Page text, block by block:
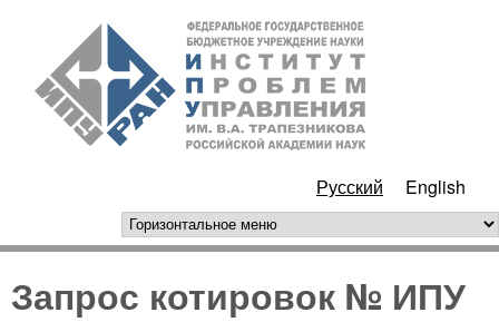
Перейти к основному
содержанию
РАН
Русский English
горизонтальное меню
Запрос котировок № ИПУ